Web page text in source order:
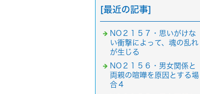
[最近の記事]
NO２１５７・思いがけな
い衝撃によって、魂の乱れ
が生じる
NO２１５６・男女関係と
両親の喧嘩を原因とする場
合４